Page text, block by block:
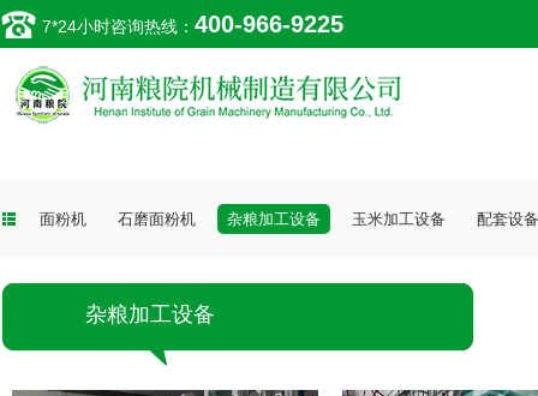
7*24小时咨询热线： 400-966-9225
面粉机 石磨面粉机 杂粮加工设备 玉米加工设备 配套设备
杂粮加工设备